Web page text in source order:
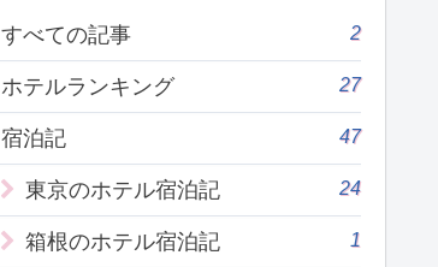
すべての記事 2
ホテルランキング 27
宿泊記 47
東京のホテル宿泊記 24
箱根のホテル宿泊記 1